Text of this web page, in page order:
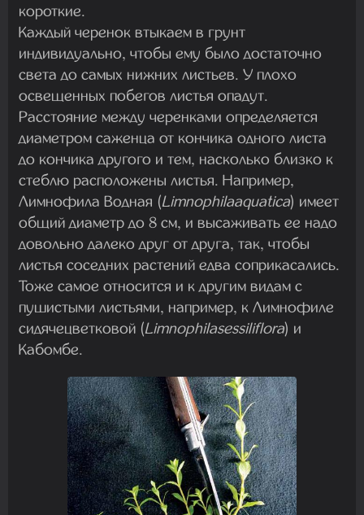
короткие.
Каждый черенок втыкаем в грунт
индивидуально, чтобы ему было достаточно
света до самых нижних листьев. У плохо
освещенных побегов листья опадут.
Расстояние между черенками определяется
диаметром саженца от кончика одного листа
до кончика другого и тем, насколько близко к
стеблю расположены листья. Например,
Лимнофила Водная (Limnophilaaquatica) имеет
общий диаметр до 8 см, и высаживать ее надо
довольно далеко друг от друга, так, чтобы
листья соседних растений едва соприкасались.
Тоже самое относится и к другим видам с
пушистыми листьями, например, к Лимнофиле
сидячецветковой (Limnophilasessiliflora) и
Кабомбе.